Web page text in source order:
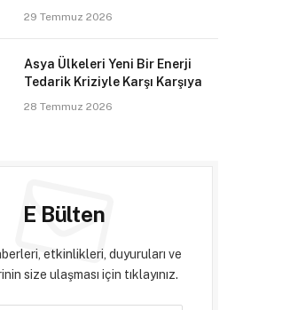
29 Temmuz 2026
Asya Ülkeleri Yeni Bir Enerji
Tedarik Kriziyle Karşı Karşıya
28 Temmuz 2026
E Bülten
etkinlikleri, duyuruları ve
size ulaşması için tıklayınız.